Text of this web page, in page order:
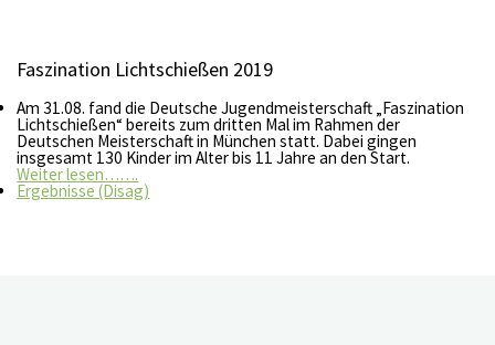
Faszination Lichtschießen 2019
Am 31.08. fand die Deutsche Jugendmeisterschaft „Faszination
Lichtschießen“ bereits zum dritten Mal im Rahmen der
Deutschen Meisterschaft in München statt. Dabei gingen
insgesamt 130 Kinder im Alter bis 11 Jahre an den Start.
Weiter lesen…….
Ergebnisse (Disag)